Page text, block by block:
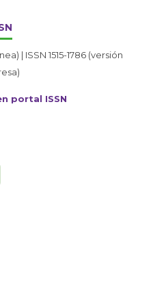
| ISSN 1515-1786 (versión
portal ISSN